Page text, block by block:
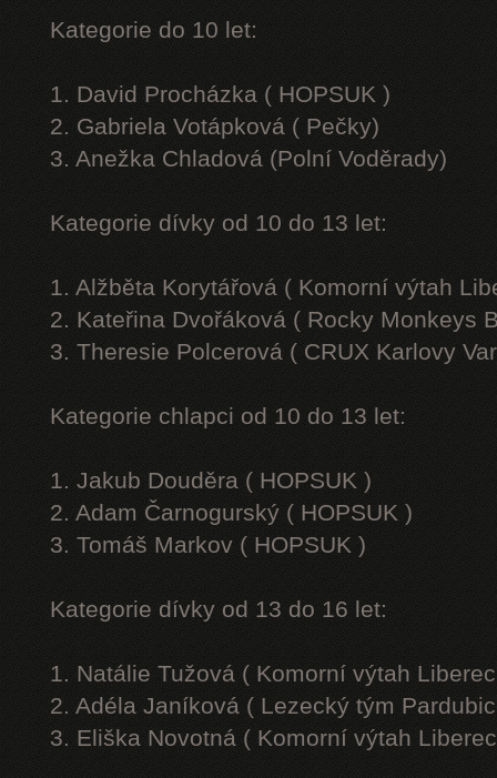
Kategorie do 10 let:
1. David Procházka ( HOPSUK )
2. Gabriela Votápková ( Pečky)
3. Anežka Chladová (Polní Voděrady)
Kategorie dívky od 10 do 13 let:
1. Alžběta Korytářová ( Komorní výtah
2. Kateřina Dvořáková ( Rocky Monkeys
3. Theresie Polcerová ( CRUX Karlovy
Kategorie chlapci od 10 do 13 let:
1. Jakub Douděra ( HOPSUK )
2. Adam Čarnogurský ( HOPSUK )
3. Tomáš Markov ( HOPSUK )
Kategorie dívky od 13 do 16 let:
1. Natálie Tužová ( Komorní výtah
2. Adéla Janíková ( Lezecký tým
3. Eliška Novotná ( Komorní výtah